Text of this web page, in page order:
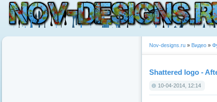
Nov-designs.ru » Видео »
Shattered logo -
10-04-2014, 12:14